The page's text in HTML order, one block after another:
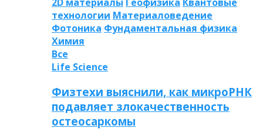
технологии Материаловедение
Фотоника Фундаментальная физика
Химия
Все
Life Science
Физтехи выяснили, как микроРНК
подавляет злокачественность
остеосаркомы